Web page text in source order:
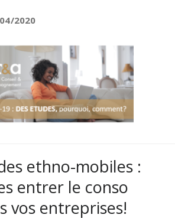
2020
ethno-mobiles :
entrer le conso
vos entreprises!